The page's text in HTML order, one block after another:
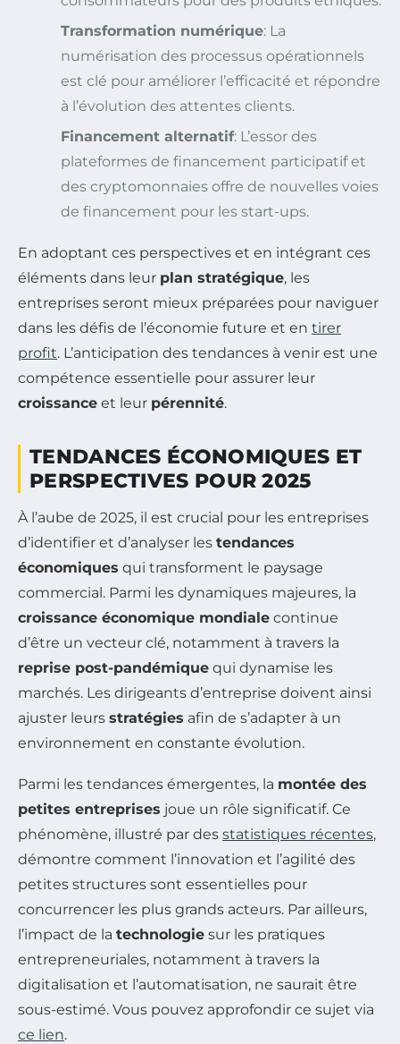
Transformation numérique: La
numérisation des processus opérationnels
est clé pour améliorer l’efficacité et répondre
à l’évolution des attentes clients.
Financement alternatif: L’essor des
plateformes de financement participatif et
des cryptomonnaies offre de nouvelles voies
de financement pour les start-ups.
En adoptant ces perspectives et en intégrant ces
éléments dans leur plan stratégique, les
entreprises seront mieux préparées pour naviguer
dans les défis de l’économie future et en tirer
profit. L’anticipation des tendances à venir est une
compétence essentielle pour assurer leur
croissance et leur pérennité.
TENDANCES ÉCONOMIQUES ET
PERSPECTIVES POUR 2025
À l’aube de 2025, il est crucial pour les entreprises
d’identifier et d’analyser les tendances
économiques qui transforment le paysage
commercial. Parmi les dynamiques majeures, la
croissance économique mondiale continue
d’être un vecteur clé, notamment à travers la
reprise post-pandémique qui dynamise les
marchés. Les dirigeants d’entreprise doivent ainsi
ajuster leurs stratégies afin de s’adapter à un
environnement en constante évolution.
Parmi les tendances émergentes, la montée des
petites entreprises joue un rôle significatif. Ce
phénomène, illustré par des statistiques récentes,
démontre comment l’innovation et l’agilité des
petites structures sont essentielles pour
concurrencer les plus grands acteurs. Par ailleurs,
l’impact de la technologie sur les pratiques
entrepreneuriales, notamment à travers la
digitalisation et l’automatisation, ne saurait être
sous-estimé. Vous pouvez approfondir ce sujet via
ce lien.